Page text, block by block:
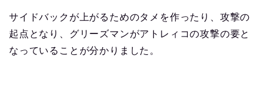
サイドバックが上がるためのタメを作ったり、攻撃の
起点となり、グリーズマンがアトレィコの攻撃の要と
なっていることが分かりました。